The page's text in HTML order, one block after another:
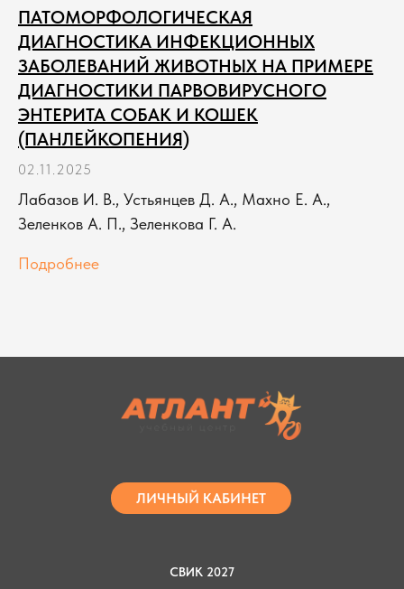
ПАТОМОРФОЛОГИЧЕСКАЯ
ДИАГНОСТИКА ИНФЕКЦИОННЫХ
ЗАБОЛЕВАНИЙ ЖИВОТНЫХ НА ПРИМЕРЕ
ДИАГНОСТИКИ ПАРВОВИРУСНОГО
ЭНТЕРИТА СОБАК И КОШЕК
(ПАНЛЕЙКОПЕНИЯ)
02.11.2025
Лабазов И. В., Устьянцев Д. А., Махно Е. А.,
Зеленков А. П., Зеленкова Г. А.
Подробнее
ЛИЧНЫЙ КАБИНЕТ
СВИК 2027